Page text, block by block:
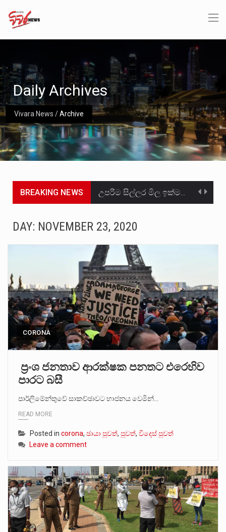
Vivara News /Archive
Daily Archives
BREAKING NEWS
වත්මන් ආණ්ඩුවේ ප්‍රධාන පාර්ශවකරුවා වන ජනතා විමුක්ති පෙරමුණේ කාලයක පටන් තිබුණු ප්‍රධාන සටන් පාඨයක් වූවේ…
සංවිධානාත්මක අපරාධකරුවකු වන ලොකු පැටිගේ ප්‍රධාන වෙඩික්කරු බවට සැක කරන ගිං ගඟේ ගිල්වා මරා දමා…
උපරිමාධිකරණ විනිශ්චයකාරවරුන්ගේ හා ඉන් පහළ විනිශ්චයකාරවරුන්ගේ විශ්‍රාම වයස දීර්ඝ කිරීම සඳහා සකස් කර ඇති විසිදෙවන…
DAY: NOVEMBER 23, 2020
CORONA
ප්‍රංශ ජනතාව ආරක්ෂක පනතට එරෙහිව
පාරට බසී
පාර්ලිමේන්තුවේ සාකච්ඡාවට භාජනය වෙමින්…
READ MORE
Posted in corona, ඡායා පුවත්, පුවත්, විදෙස් පුවත්
Leave a comment